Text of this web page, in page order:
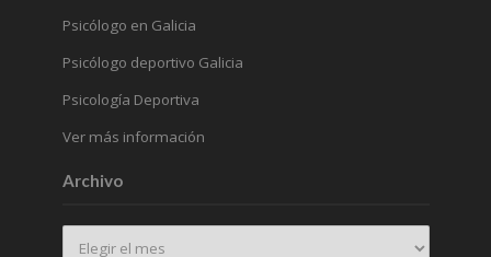
Psicólogo en Galicia
Psicólogo deportivo Galicia
Psicología Deportiva
Ver más información
Archivo
Archivo